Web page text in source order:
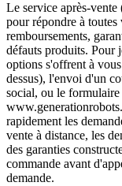
Le service après-
pour répondre à toutes
remboursements,
défauts produits. Pour
options s'offrent à
dessus), l'envoi d'un
social, ou le
rapidement les
vente à distance, les
des garanties
commande avant
demande.